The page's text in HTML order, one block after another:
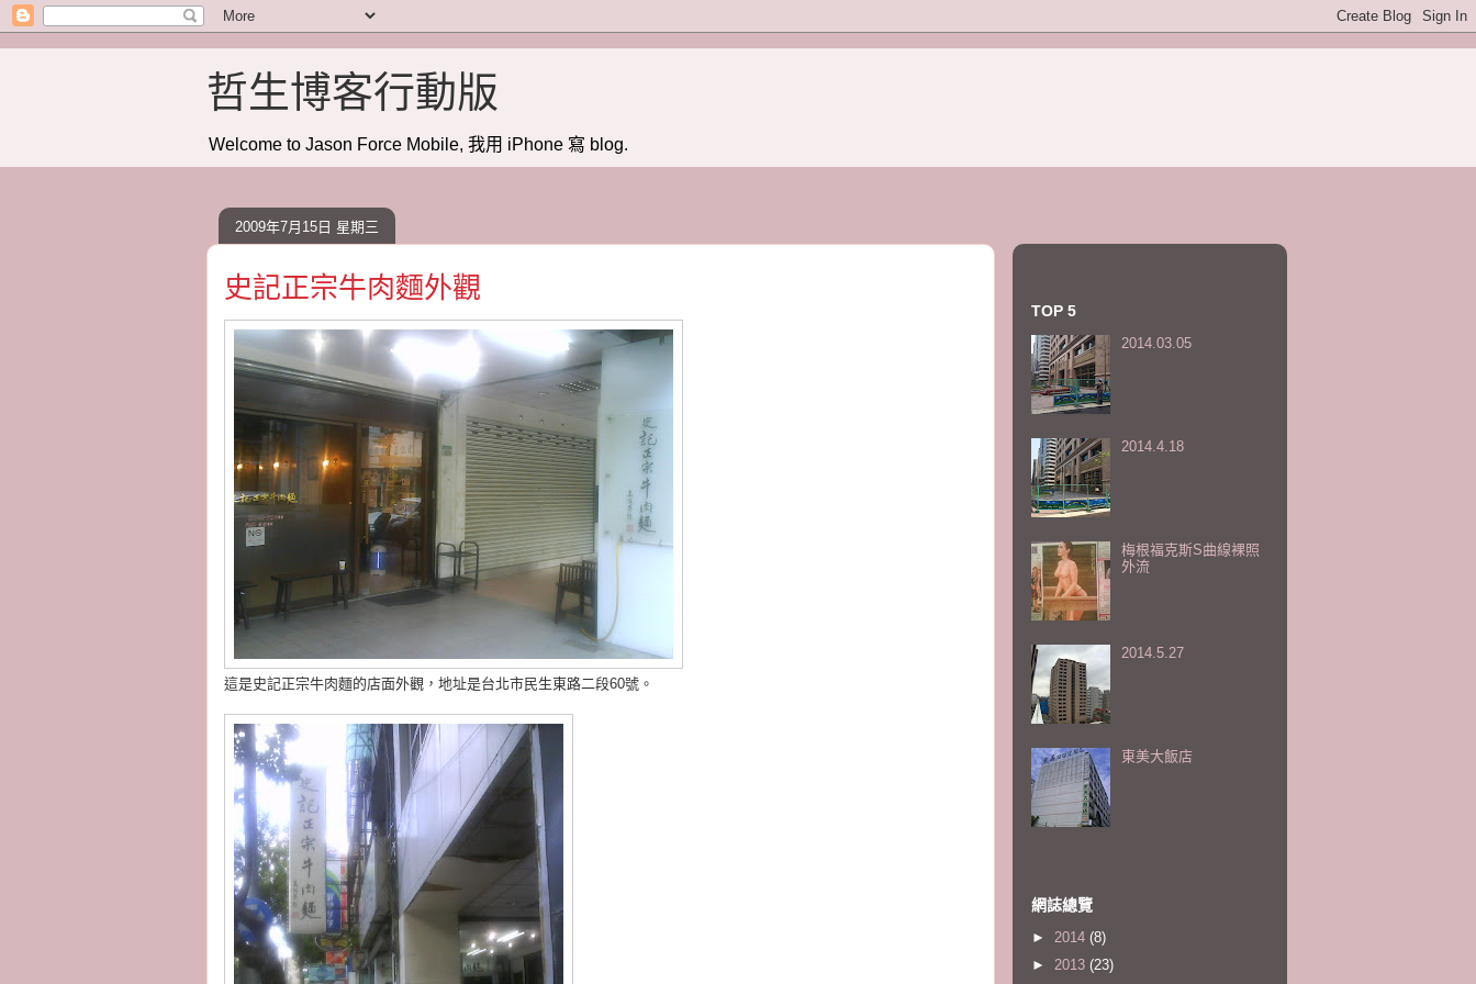
哲生博客行動版
Welcome to Jason Force Mobile, 我用 iPhone 寫 blog.
2009年7月15日 星期三
史記正宗牛肉麵外觀
這是史記正宗牛肉麵的店面外觀，地址是台北市民生東路二段60號。
TOP 5
2014.03.05
2014.4.18
梅根福克斯S曲線裸照
外流
2014.5.27
東美大飯店
網誌總覽
► 2014 (8)
► 2013 (23)